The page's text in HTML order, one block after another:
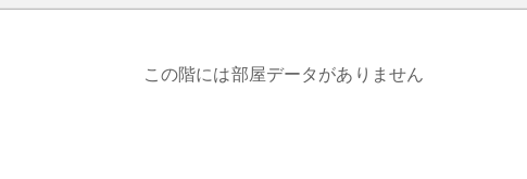
この階には部屋データがありません